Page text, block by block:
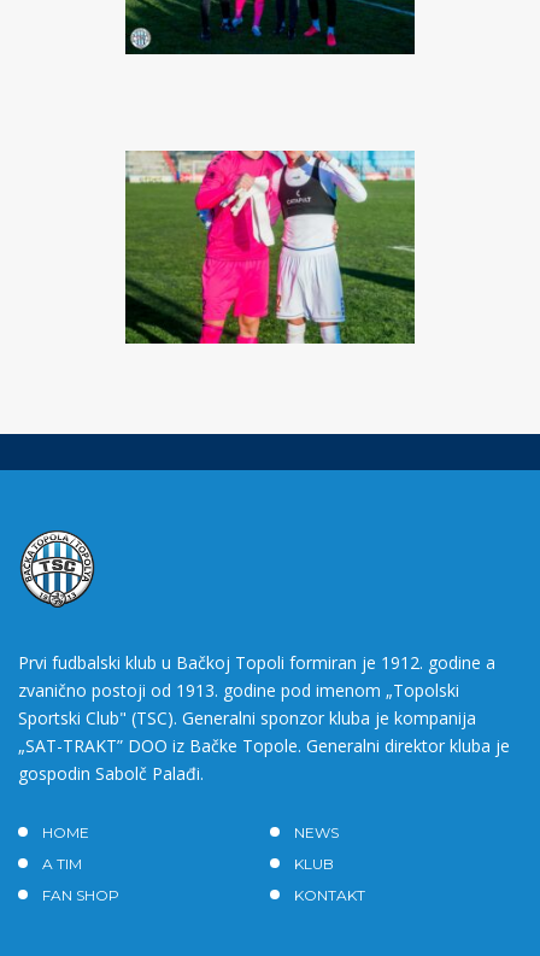
Prvi fudbalski klub u Bačkoj Topoli formiran je 1912. godine a
zvanično postoji od 1913. godine pod imenom „Topolski
Sportski Club" (TSC). Generalni sponzor kluba je kompanija
„SAT-TRAKT” DOO iz Bačke Topole. Generalni direktor kluba je
gospodin Sabolč Palađi.
HOME
NEWS
A TIM
KLUB
FAN SHOP
KONTAKT